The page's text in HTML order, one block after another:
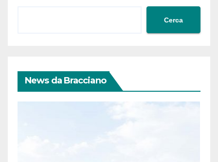
Cerca
News da Bracciano